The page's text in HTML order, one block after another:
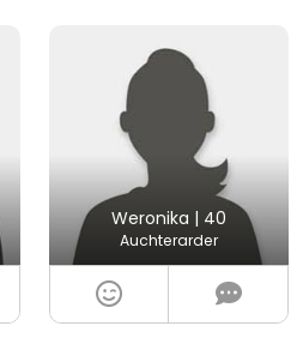
Weronika | 40
Auchterarder